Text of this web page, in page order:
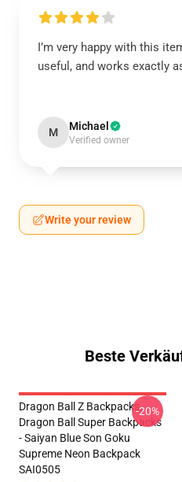
I’m very happy with this
useful, and works exactly
M Michael
Verified owner
Write your review
Beste
Dragon Ball Z Backpacks,
Dragon Ball Super Backpacks
- Saiyan Blue Son Goku
Supreme Neon Backpack
SAI0505
-20%